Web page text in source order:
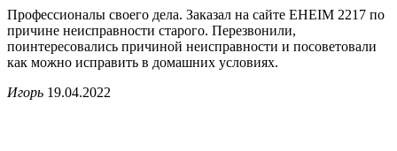
Профессионалы своего дела. Заказал на сайте EHEIM 2217 по
причине неисправности старого. Перезвонили,
поинтересовались причиной неисправности и посоветовали
как можно исправить в домашних условиях.
Игорь 19.04.2022